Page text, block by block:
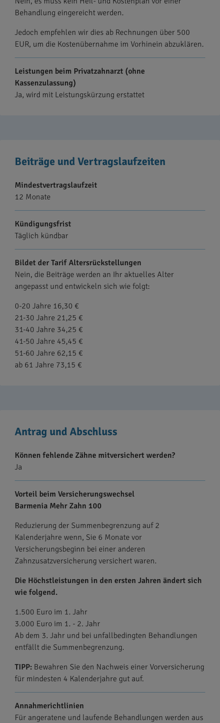
Behandlung eingereicht werden.
Jedoch empfehlen wir dies ab Rechnungen über 500
EUR, um die Kostenübernahme im Vorhinein abzuklären.
Leistungen beim Privatzahnarzt (ohne
Kassenzulassung)
Ja, wird mit Leistungskürzung erstattet
Beiträge und Vertragslaufzeiten
Mindestvertragslaufzeit
12 Monate
Kündigungsfrist
Täglich kündbar
Bildet der Tarif Altersrückstellungen
Nein, die Beiträge werden an Ihr aktuelles Alter
angepasst und entwickeln sich wie folgt:
0-20 Jahre 16,30 €
21-30 Jahre 21,25 €
31-40 Jahre 34,25 €
41-50 Jahre 45,45 €
51-60 Jahre 62,15 €
ab 61 Jahre 73,15 €
Antrag und Abschluss
Können fehlende Zähne mitversichert werden?
Ja
Vorteil beim Versicherungswechsel
Barmenia Mehr Zahn 100
Reduzierung der Summenbegrenzung auf 2
Kalenderjahre wenn, Sie 6 Monate vor
Versicherungsbeginn bei einer anderen
Zahnzusatzversicherung versichert waren.
Die Höchstleistungen in den ersten Jahren ändert sich
wie folgend.
1.500 Euro im 1. Jahr
3.000 Euro im 1. - 2. Jahr
Ab dem 3. Jahr und bei unfallbedingten Behandlungen
entfällt die Summenbegrenzung.
TIPP: Bewahren Sie den Nachweis einer Vorversicherung
für mindesten 4 Kalenderjahre gut auf.
Annahmerichtlinien
Für angeratene und laufende Behandlungen werden aus